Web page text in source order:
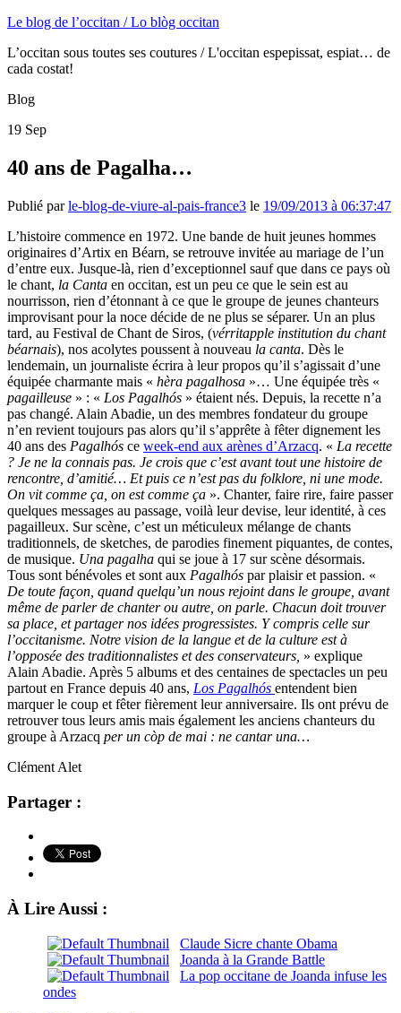
Le blog de l’occitan / Lo blòg occitan
L’occitan sous toutes ses coutures / L'occitan espepissat, espiat… de
cada costat!
Blog
19 Sep
40 ans de Pagalha…
Publié parle-blog-de-viure-al-pais-france3 le 19/09/2013 à 06:37:47
L’histoire commence en 1972. Une bande de huit jeunes hommes
originaires d’Artix en Béarn, se retrouve invitée au mariage de l’un
d’entre eux. Jusque-là, rien d’exceptionnel sauf que dans ce pays où
le chant, la Canta en occitan, est un peu ce que le sein est au
nourrisson, rien d’étonnant à ce que le groupe de jeunes chanteurs
improvisant pour la noce décide de ne plus se séparer. Un an plus
tard, au Festival de Chant de Siros, (vérritapple institution du chant
béarnais), nos acolytes poussent à nouveau la canta. Dès le
lendemain, un journaliste écrira à leur propos qu’il s’agissait d’une
équipée charmante mais « hèra pagalhosa »… Une équipée très «
pagailleuse » : « Los Pagalhós » étaient nés. Depuis, la recette n’a
pas changé. Alain Abadie, un des membres fondateur du groupe
n’en revient toujours pas alors qu’il s’apprête à fêter dignement les
40 ans des Pagalhós ce week-end aux arènes d’Arzacq. « La recette
? Je ne la connais pas. Je crois que c’est avant tout une histoire de
rencontre, d’amitié… Et puis ce n’est pas du folklore, ni une mode.
On vit comme ça, on est comme ça ». Chanter, faire rire, faire passer
quelques messages au passage, voilà leur devise, leur identité, à ces
pagailleux. Sur scène, c’est un méticuleux mélange de chants
traditionnels, de sketches, de parodies finement piquantes, de contes,
de musique. Una pagalha qui se joue à 17 sur scène désormais.
Tous sont bénévoles et sont aux Pagalhós par plaisir et passion. «
De toute façon, quand quelqu’un nous rejoint dans le groupe, avant
même de parler de chanter ou autre, on parle. Chacun doit trouver
sa place, et partager nos idées progressistes. Y compris celle sur
l’occitanisme. Notre vision de la langue et de la culture est à
l’opposée des traditionnalistes et des conservateurs, » explique
Alain Abadie. Après 5 albums et des centaines de spectacles un peu
partout en France depuis 40 ans, Los Pagalhós entendent bien
marquer le coup et fêter fièrement leur anniversaire. Ils ont prévu de
retrouver tous leurs amis mais également les anciens chanteurs du
groupe à Arzacq per un còp de mai : ne cantar una…
Clément Alet
Partager :
À Lire Aussi :
Claude Sicre chante Obama
Joanda à la Grande Battle
La pop occitane de Joanda infuse les
ondes